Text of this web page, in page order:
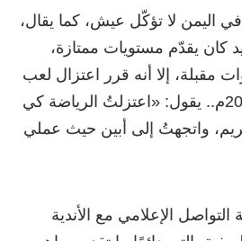
اليمن لا تؤكّل عيش، كما يقال،
كان يقدّم مستويات ممتازة،
مقبلة، إلا أنه قرر اعتزال لعب
«اعتزلتُ الرياضة كي
واتجهتُ إلى أبين حيث عملي
التواصل الإعلامي مع الأندية